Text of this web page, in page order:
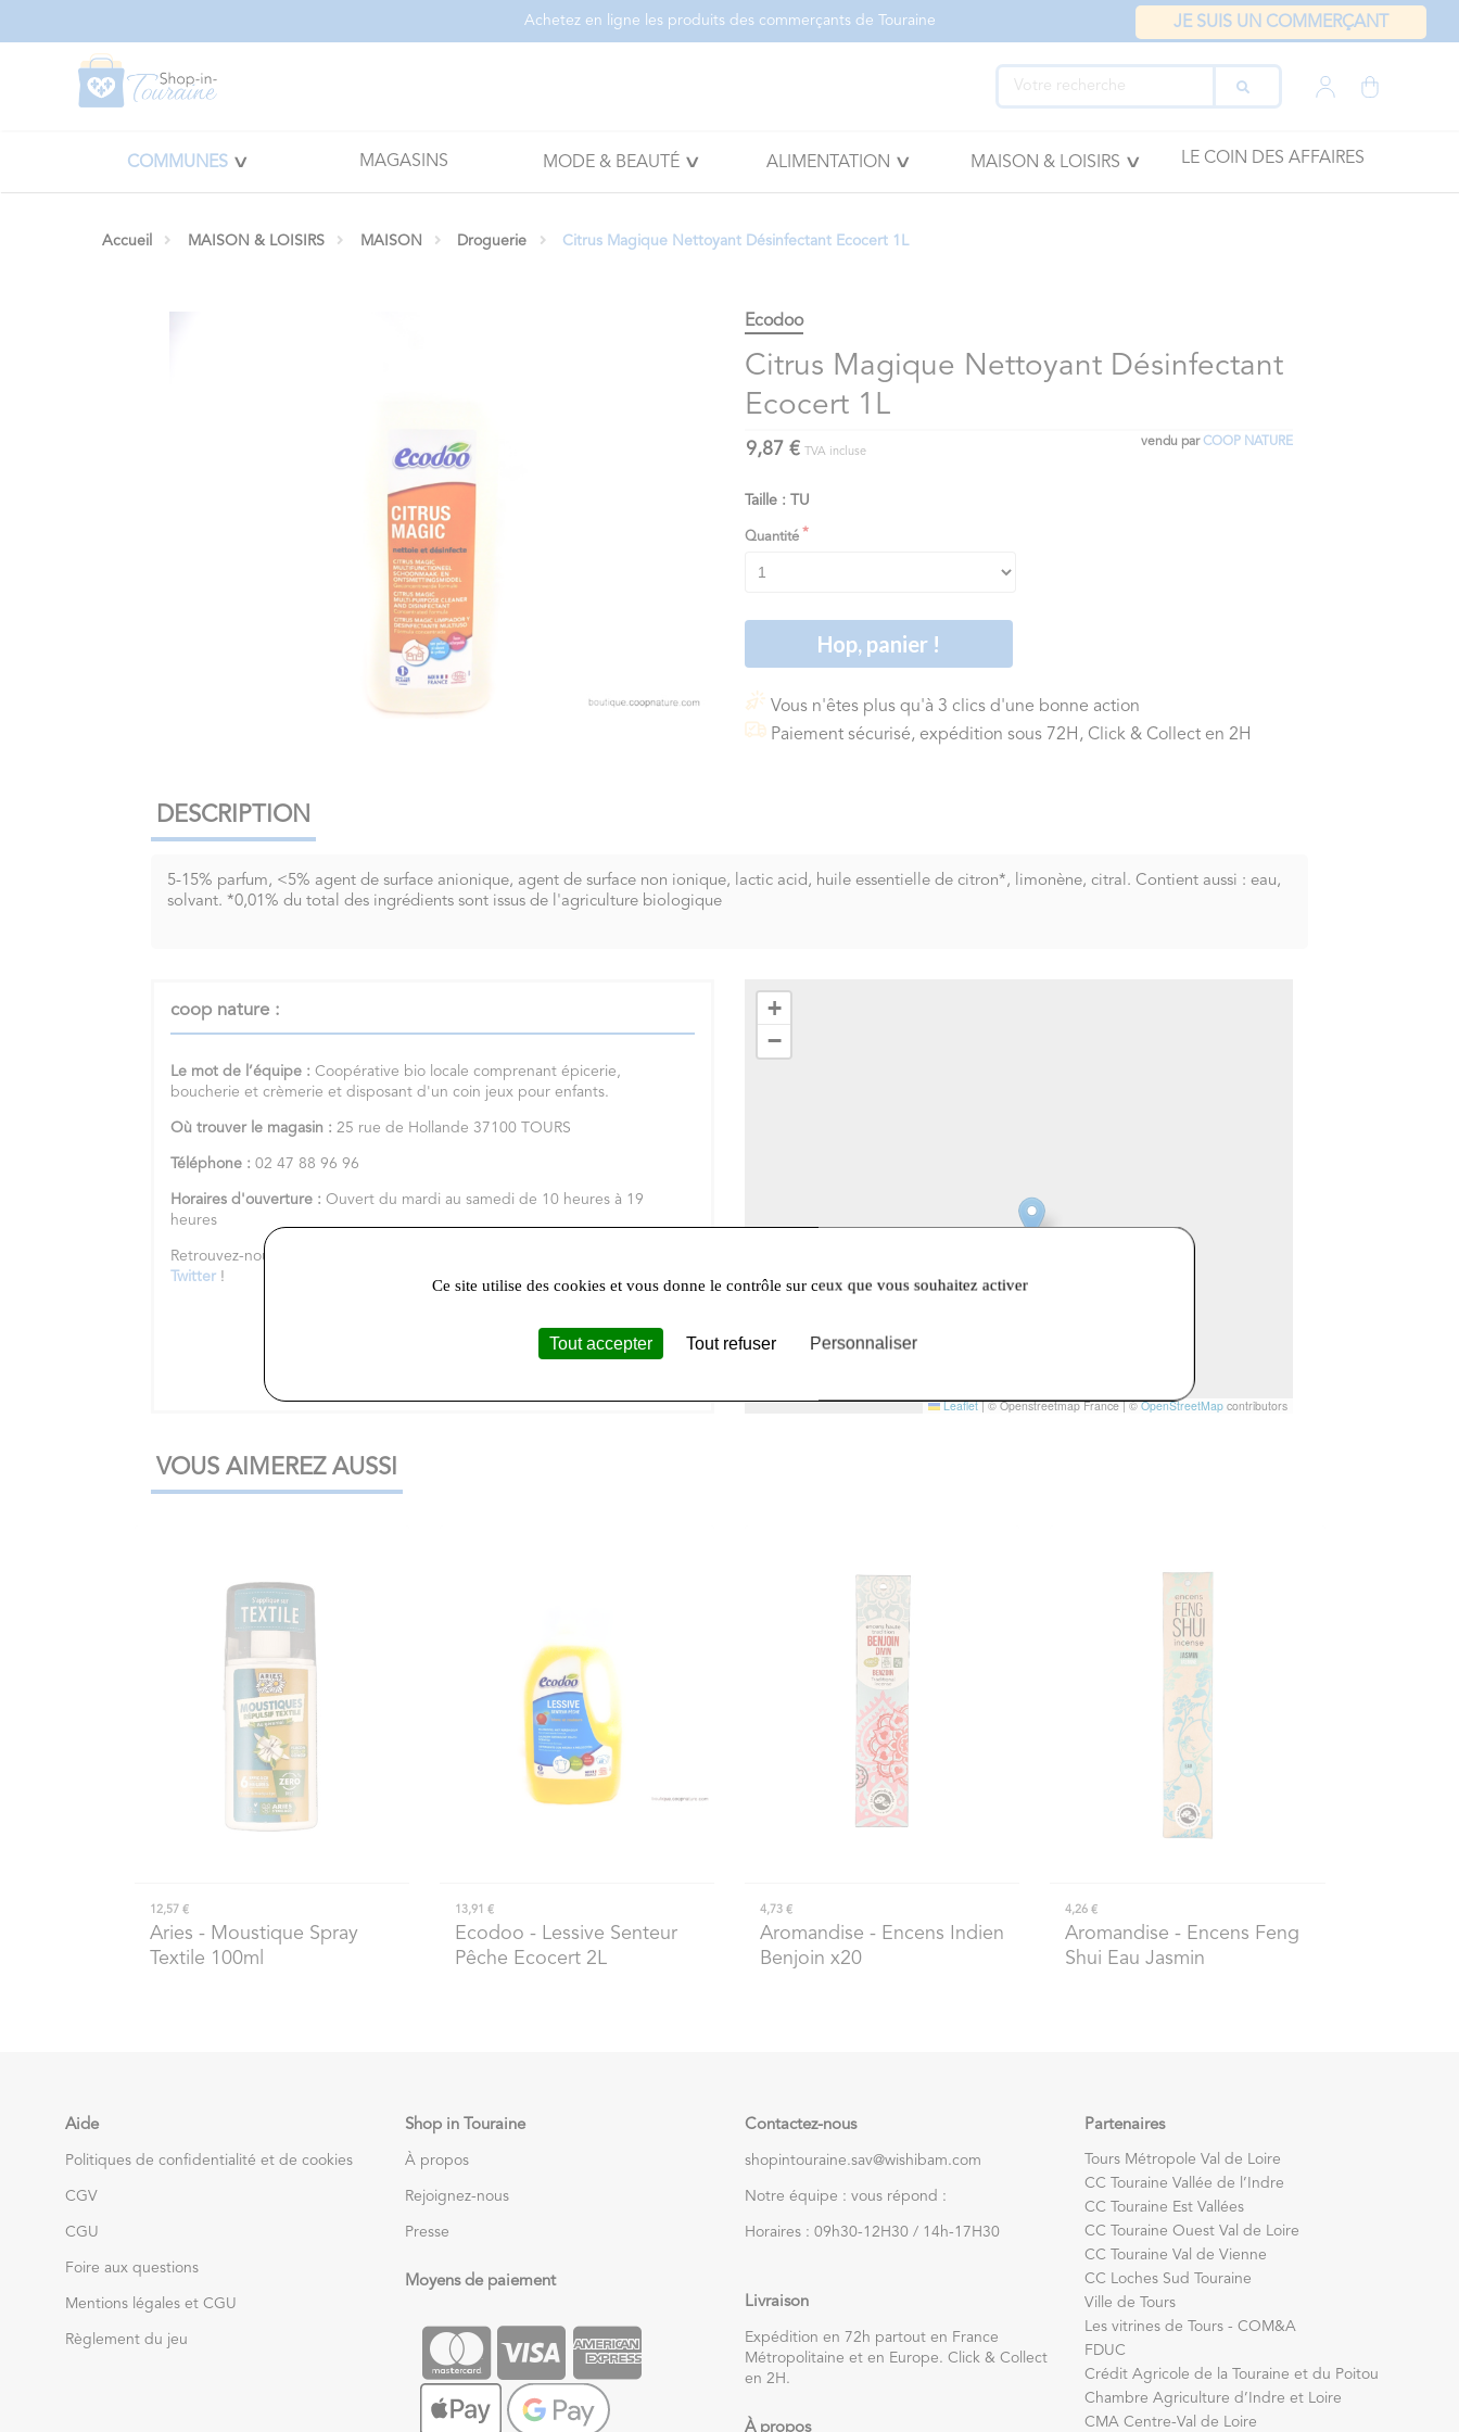
Achetez en ligne les produits des commerçants de Touraine JE SUIS UN COMMERÇANT
COMMUNES MAGASINS MODE & BEAUTÉ ALIMENTATION MAISON & LOISIRS LE COIN DES AFFAIRES
Accueil MAISON & LOISIRS MAISON Droguerie Citrus Magique Nettoyant Désinfectant Ecocert 1L
Ecodoo
Citrus Magique Nettoyant Désinfectant
Ecocert 1L
vendu parCOOP NATURE
9,87 € TVA incluse
Taille : TU
Quantité
Hop, panier !
Vous n'êtes plus qu'à 3 clics d'une bonne action
Paiement sécurisé, expédition sous 72H, Click & Collect en 2H
DESCRIPTION
5-15% parfum, <5% agent de surface anionique, agent de surface non ionique, lactic acid, huile essentielle de citron*, limonène, citral. Contient aussi : eau,
solvant. *0,01% du total des ingrédients sont issus de l'agriculture biologique
coop nature :
Le mot de l’équipe :Coopérative bio locale comprenant épicerie,
boucherie et crèmerie et disposant d'un coin jeux pour enfants.
Où trouver le magasin :25 rue de Hollande 37100 TOURS
Téléphone :02 47 88 96 96
Horaires d'ouverture :Ouvert du mardi au samedi de 10 heures à 19
heures
Retrouvez-nous sur notre
Twitter !
+
−
Leaflet |© Openstreetmap France | ©OpenStreetMapcontributors
VOUS AIMEREZ AUSSI
12,57 €
Aries - Moustique Spray
Textile 100ml
13,91 €
Ecodoo - Lessive Senteur
Pêche Ecocert 2L
4,73 €
Aromandise - Encens Indien
Benjoin x20
4,26 €
Aromandise - Encens Feng
Shui Eau Jasmin
Aide
Politiques de confidentialité et de cookies
CGV
CGU
Foire aux questions
Mentions légales et CGU
Règlement du jeu
Shop in Touraine
À propos
Rejoignez-nous
Presse
Moyens de paiement
Contactez-nous
shopintouraine.sav@wishibam.com
Notre équipe : vous répond :
Horaires : 09h30-12H30 / 14h-17H30
Livraison
Expédition en 72h partout en France
Métropolitaine et en Europe. Click & Collect
en 2H.
À propos
Partenaires
Tours Métropole Val de Loire
CC Touraine Vallée de l’Indre
CC Touraine Est Vallées
CC Touraine Ouest Val de Loire
CC Touraine Val de Vienne
CC Loches Sud Touraine
Ville de Tours
Les vitrines de Tours - COM&A
FDUC
Crédit Agricole de la Touraine et du Poitou
Chambre Agriculture d’Indre et Loire
CMA Centre-Val de Loire
Ce site utilise des cookies et vous donne le contrôle sur ceux que vous souhaitez activer
Tout accepter Tout refuser Personnaliser